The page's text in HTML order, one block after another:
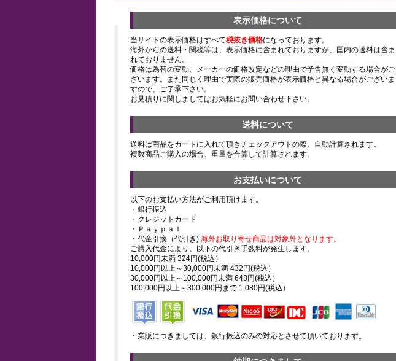
表示価格について
当サイトの表示価格はすべて税抜き価格になっております。
海外からの送料・関税等は、表示価格に含まれておりますが、国内の送料は含ま
れておりません。
価格は為替の変動、メーカーの価格改定などの理由で予告無く変動する場合がご
ざいます。また同じく理由で実際の販売価格が表示価格と異なる場合がございま
すので、ご了承下さい。
お見積りに関しましてはお気軽にお問い合わせ下さい。
送料について
送料は商品をカートに入れて頂きチェックアウトの際、自動計算されます。
複数商品ご購入の場合、重量を合算して計算されます。
お支払いについて
以下のお支払い方法がご利用頂けます。
・銀行振込
・クレジットカード
・Ｐａｙｐａｌ
・代金引換（代引き) 海外お取り寄せ商品は対象外となります。
ご購入代金により、以下の代引き手数料が発生します。
10,000円未満 324円(税込）
10,000円以上～30,000円未満 432円(税込）
30,000円以上～100,000円未満 648円(税込）
100,000円以上～300,000円まで 1,080円(税込）
・業販につきましては、銀行振込のみの対応とさせて頂いております。